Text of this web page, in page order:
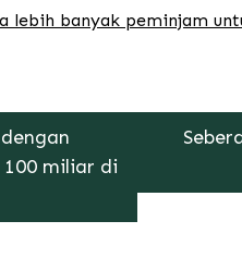
lebih banyak peminjam
miliar di